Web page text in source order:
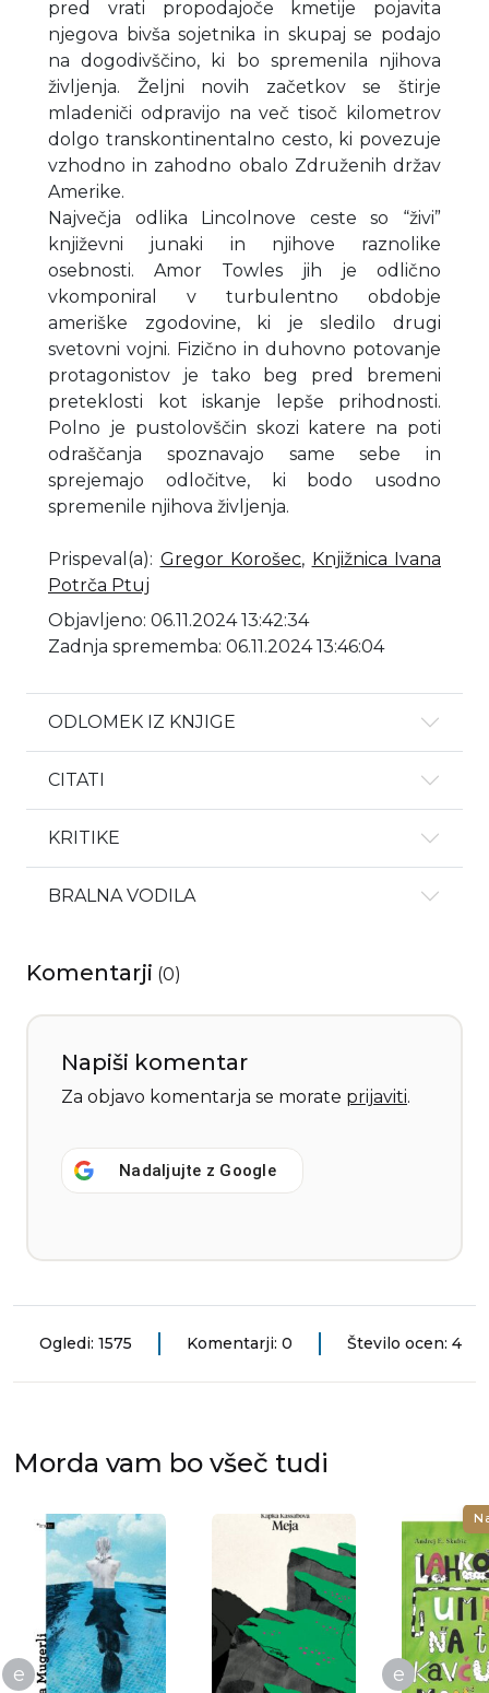
pred vrati propodajoče kmetije pojavita
njegova bivša sojetnika in skupaj se podajo
na dogodivščino, ki bo spremenila njihova
življenja. Željni novih začetkov se štirje
mladeniči odpravijo na več tisoč kilometrov
dolgo transkontinentalno cesto, ki povezuje
vzhodno in zahodno obalo Združenih držav
Amerike.
Največja odlika Lincolnove ceste so “živi”
književni junaki in njihove raznolike
osebnosti. Amor Towles jih je odlično
vkomponiral v turbulentno obdobje
ameriške zgodovine, ki je sledilo drugi
svetovni vojni. Fizično in duhovno potovanje
protagonistov je tako beg pred bremeni
preteklosti kot iskanje lepše prihodnosti.
Polno je pustolovščin skozi katere na poti
odraščanja spoznavajo same sebe in
sprejemajo odločitve, ki bodo usodno
spremenile njihova življenja.
Prispeval(a): Gregor Korošec, Knjižnica Ivana
Potrča Ptuj
Objavljeno: 06.11.2024 13:42:34
Zadnja sprememba: 06.11.2024 13:46:04
ODLOMEK IZ KNJIGE
CITATI
KRITIKE
BRALNA VODILA
Komentarji (0)
Napiši komentar
Za objavo komentarja se morate prijaviti.
Nadaljujte z Google
Ogledi: 1575 Komentarji: 0 Število ocen: 4
Morda vam bo všeč tudi
e e